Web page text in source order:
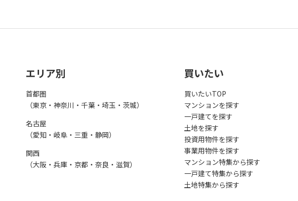
エリア別
首都圏
（東京・神奈川・千葉・埼玉・茨城）
名古屋
（愛知・岐阜・三重・静岡）
関西
（大阪・兵庫・京都・奈良・滋賀）
買いたい
買いたいTOP
マンションを探す
一戸建てを探す
土地を探す
投資用物件を探す
事業用物件を探す
マンション特集から探す
一戸建て特集から探す
土地特集から探す